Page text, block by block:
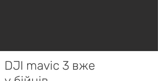
DJI mavic 3 вже